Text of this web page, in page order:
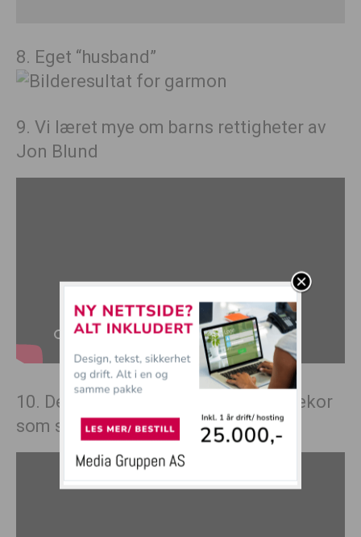
8. Eget “husband”
9. Vi læret mye om barns rettigheter av
Jon Blund
10. Det er bare så koselig med barnekor
som synger julesanger